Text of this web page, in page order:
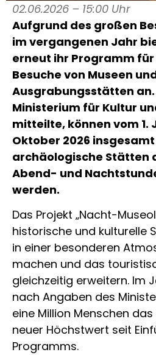
02.06.2026 – 15:00 Uhr
Aufgrund des großen
im vergangenen Jahr
erneut ihr Programm
Besuche von Museen
Ausgrabungsstätten
Ministerium für Kultur
mitteilte, können vom 1.
Oktober 2026
archäologische Stätten
Abend- und
werden.
Das Projekt „Nacht-
historische und kulturelle
in einer besonderen
machen und das
gleichzeitig erweitern. Im
nach Angaben des
eine Million Menschen
neuer Höchstwert seit
Programms.